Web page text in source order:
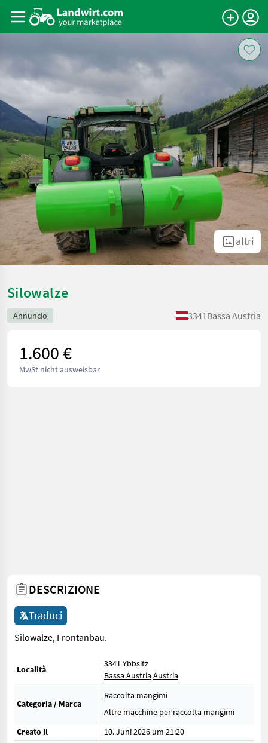
altri
Silowalze
Annuncio 3341Bassa Austria
1.600 €
MwSt nicht ausweisbar
DESCRIZIONE
Traduci
Silowalze, Frontanbau.
Località
3341 Ybbsitz
Bassa Austria Austria
Categoria / Marca
Raccolta mangimi
Altre macchine per raccolta mangimi
Creato il
10. Juni 2026 um 21:20